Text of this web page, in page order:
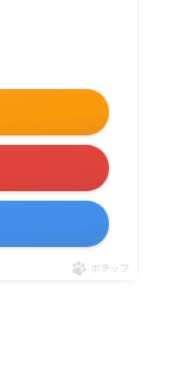
ポチップ